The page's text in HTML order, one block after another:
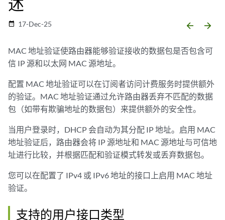
date_range 17-Dec-25 arrow_backward arrow_forward
MAC 地址验证使路由器能够验证接收的数据包是否包含可
信 IP 源和以太网 MAC 源地址。
配置 MAC 地址验证可以在订阅者访问计费服务时提供额外
的验证。MAC 地址验证通过允许路由器丢弃不匹配的数据
包（如带有欺骗地址的数据包）来提供额外的安全性。
当用户登录时，DHCP 会自动为其分配 IP 地址。启用 MAC
地址验证后，路由器会将 IP 源地址和 MAC 源地址与可信地
址进行比较，并根据匹配和验证模式转发或丢弃数据包。
您可以在配置了 IPv4 或 IPv6 地址的接口上启用 MAC 地址
验证。
支持的用户接口类型